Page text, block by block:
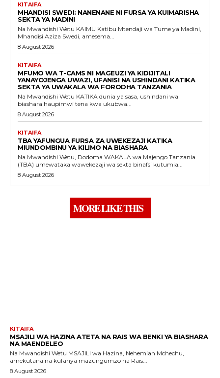
KITAIFA
MHANDISI SWEDI: NANENANE NI FURSA YA KUIMARISHA
SEKTA YA MADINI
Na Mwandishi Wetu KAIMU Katibu Mtendaji wa Tume ya Madini,
Mhandisi Aziza Swedi, amesema...
8 August 2026
KITAIFA
MFUMO WA T-CAMS NI MAGEUZI YA KIDIJITALI
YANAYOJENGA UWAZI, UFANISI NA USHINDANI KATIKA
SEKTA YA UWAKALA WA FORODHA TANZANIA
Na Mwandishi Wetu KATIKA dunia ya sasa, ushindani wa
biashara haupimwi tena kwa ukubwa...
8 August 2026
KITAIFA
TBA YAFUNGUA FURSA ZA UWEKEZAJI KATIKA
MIUNDOMBINU YA KILIMO NA BIASHARA
Na Mwandishi Wetu, Dodoma WAKALA wa Majengo Tanzania
(TBA) umewataka wawekezaji wa sekta binafsi kutumia...
8 August 2026
MORE LIKE THIS
KITAIFA
MSAJILI WA HAZINA ATETA NA RAIS WA BENKI YA BIASHARA
NA MAENDELEO
Na Mwandishi Wetu MSAJILI wa Hazina, Nehemiah Mchechu,
amekutana na kufanya mazungumzo na Rais...
8 August 2026